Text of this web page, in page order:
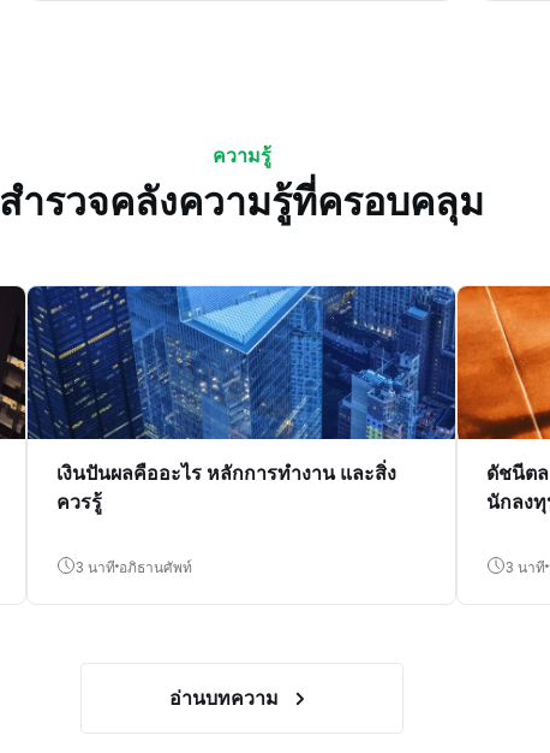
ความรู้
สำรวจคลังความรู้ที่ครอบคลุม
เงินปันผลคืออะไร หลักการทำงาน และสิ่ง
ควรรู้
3 นาที อภิธานศัพท์
ดัชนีต
นักลง
3 นาที
อ่านบทความ